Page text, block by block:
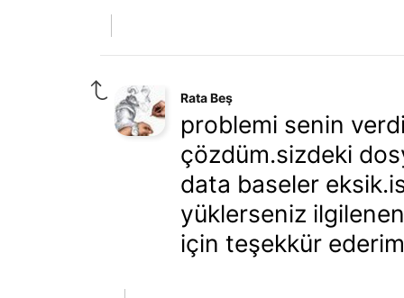
Rata Beş
problemi senin
çözdüm.sizdeki
data baseler
yüklerseniz ilgilenen
için teşekkür